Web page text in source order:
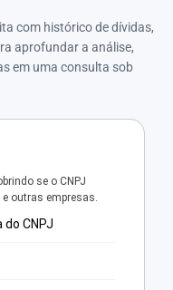
com histórico de dívidas,
aprofundar a análise,
em uma consulta sob
se o CNPJ
outras empresas.
CNPJ